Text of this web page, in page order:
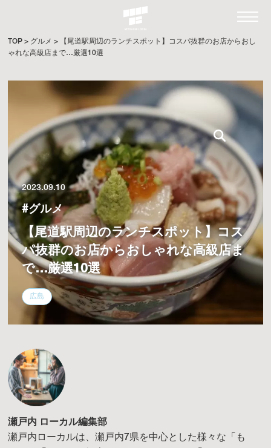
TOP > グルメ >
【尾道駅周辺のランチスポット】コスパ抜群のお店からおし
ゃれな高級店まで…厳選10選
2023.09.10
#グルメ
【尾道駅周辺のランチスポット】コス
パ抜群のお店からおしゃれな高級店ま
で…厳選10選
広島
瀬戸内 ローカル編集部
瀬戸内ローカルは、瀬戸内7県を中心とした様々な「も